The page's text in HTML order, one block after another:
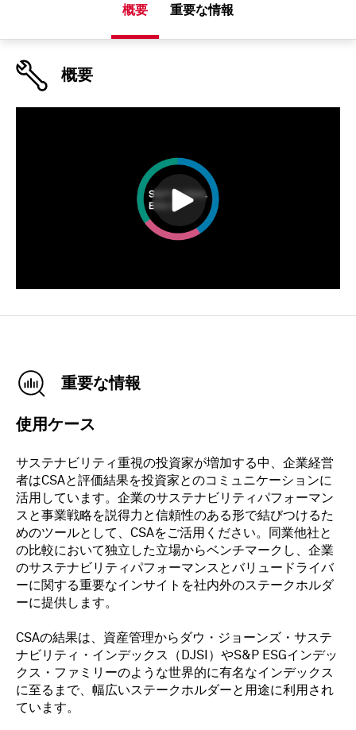
概要 重要な情報
概要
重要な情報
使用ケース
サステナビリティ重視の投資家が増加する中、企業経営
者はCSAと評価結果を投資家とのコミュニケーションに
活用しています。企業のサステナビリティパフォーマン
スと事業戦略を説得力と信頼性のある形で結びつけるた
めのツールとして、CSAをご活用ください。同業他社と
の比較において独立した立場からベンチマークし、企業
のサステナビリティパフォーマンスとバリュードライバ
ーに関する重要なインサイトを社内外のステークホルダ
ーに提供します。
CSAの結果は、資産管理からダウ・ジョーンズ・サステ
ナビリティ・インデックス（DJSI）やS&P ESGインデッ
クス・ファミリーのような世界的に有名なインデックス
に至るまで、幅広いステークホルダーと用途に利用され
ています。